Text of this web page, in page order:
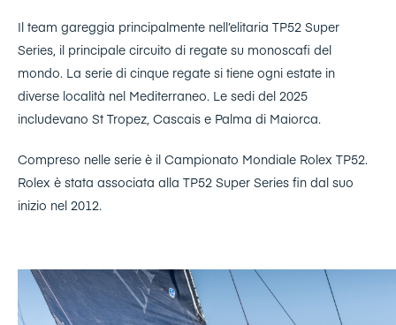
Il team gareggia principalmente nell’elitaria TP52 Super
Series, il principale circuito di regate su monoscafi del
mondo. La serie di cinque regate si tiene ogni estate in
diverse località nel Mediterraneo. Le sedi del 2025
includevano St Tropez, Cascais e Palma di Maiorca.
Compreso nelle serie è il Campionato Mondiale Rolex TP52.
Rolex è stata associata alla TP52 Super Series fin dal suo
inizio nel 2012.